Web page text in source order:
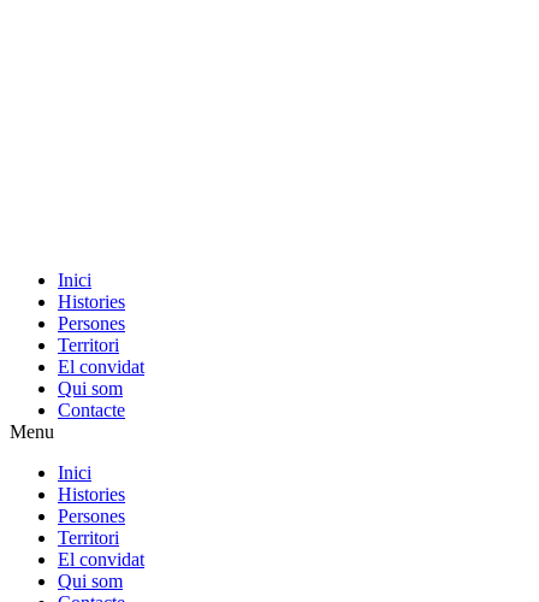
Inici
Histories
Persones
Territori
El convidat
Qui som
Contacte
Menu
Inici
Histories
Persones
Territori
El convidat
Qui som